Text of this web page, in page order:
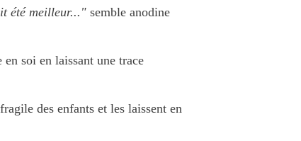
été meilleur..." semble anodine
en soi en laissant une trace
des enfants et les laissent en